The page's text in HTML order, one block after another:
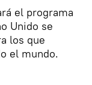
el programa
Unido se
los que
el mundo.